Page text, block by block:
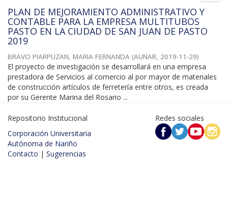
PLAN DE MEJORAMIENTO ADMINISTRATIVO Y
CONTABLE PARA LA EMPRESA MULTITUBOS
PASTO EN LA CIUDAD DE SAN JUAN DE PASTO
2019
BRAVO PIARPUZAN, MARIA FERNANDA (AUNAR, 2019-11-29)
El proyecto de investigación se desarrollará en una empresa
prestadora de Servicios al comercio al por mayor de materiales
de construcción artículos de ferretería entre otros, es creada
por su Gerente Marina del Rosario ...
Repositorio Institucional
Corporación Universitaria
Autónoma de Nariño
Contacto | Sugerencias
Redes sociales